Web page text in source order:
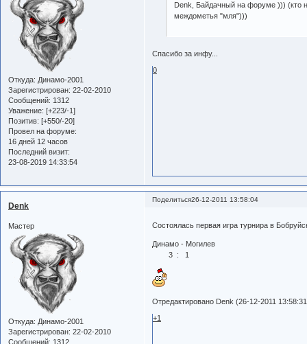
Откуда: Динамо-2001
Зарегистрирован: 22-02-2010
Сообщений: 1312
Уважение: [+223/-1]
Позитив: [+550/-20]
Провел на форуме:
16 дней 12 часов
Последний визит:
23-08-2019 14:33:54
Denk, Байдачный на форуме ))) (кто
междометья "мля")))
Спасибо за инфу...
0
Поделиться26-12-2011 13:58:04
Denk
Мастер
Откуда: Динамо-2001
Зарегистрирован: 22-02-2010
Сообщений: 1312
Состоялась первая игра турнира в
Динамо - Могилев
3 : 1
Отредактировано Denk (26-12-2011
+1